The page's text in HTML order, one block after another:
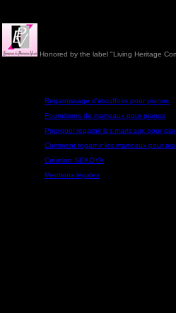
Honored by the label "Living Heritage
Regarnissage d'étouffoirs pour pianos
Fournitures de marteaux pour pianos
Pourquoi regarnir les marteaux pour
Comment regarnir les marteaux pour
Création SEKOYA
Mentions légales